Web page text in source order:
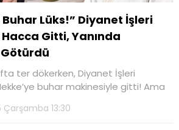
Lüks!” Diyanet İşleri
Hacca Gitti, Yanında
ter dökerken, Diyanet İşleri
buhar makinesiyle gitti! Ama
13:30